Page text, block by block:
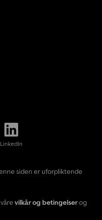
LinkedIn
siden er uforpliktende
vilkår og betingelserog